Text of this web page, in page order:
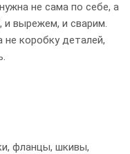
не сама по себе, а
вырежем, и сварим.
не коробку деталей,
фланцы, шкивы,